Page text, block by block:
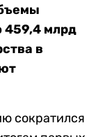
459,4 млрд
в
сократился